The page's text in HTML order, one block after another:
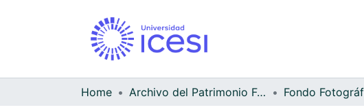
Home Archivo del Patrimonio Fotográfico y Fílmico del Valle del Cauca